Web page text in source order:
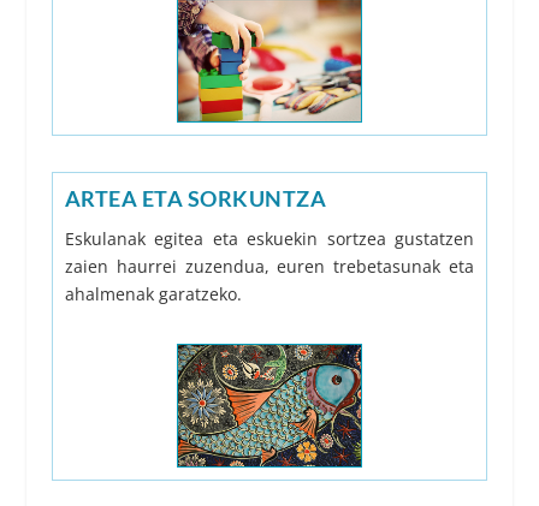
ARTEA ETA SORKUNTZA
Eskulanak egitea eta eskuekin sortzea gustatzen
zaien haurrei zuzendua, euren trebetasunak eta
ahalmenak garatzeko.